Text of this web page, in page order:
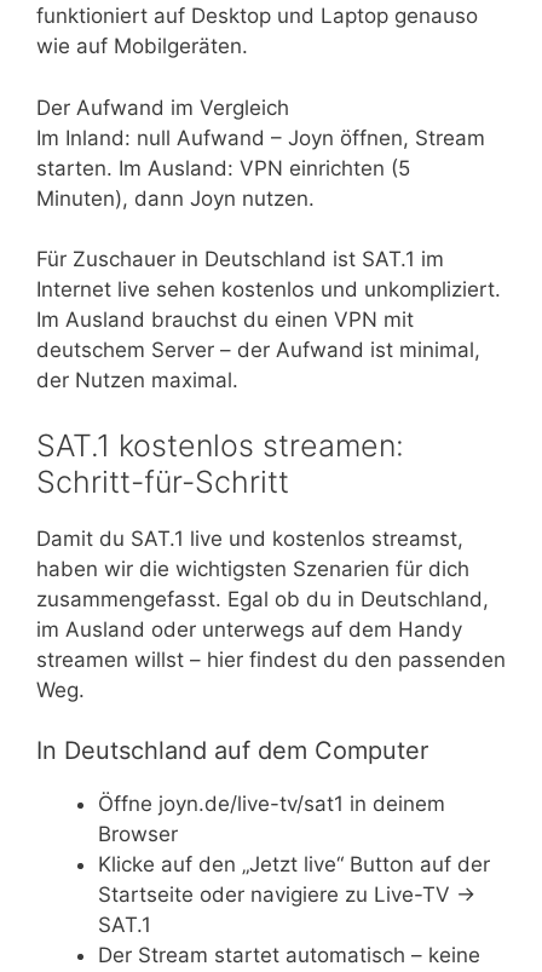
funktioniert auf Desktop und Laptop genauso
wie auf Mobilgeräten.
Der Aufwand im Vergleich
Im Inland: null Aufwand – Joyn öffnen, Stream
starten. Im Ausland: VPN einrichten (5
Minuten), dann Joyn nutzen.
Für Zuschauer in Deutschland ist SAT.1 im
Internet live sehen kostenlos und unkompliziert.
Im Ausland brauchst du einen VPN mit
deutschem Server – der Aufwand ist minimal,
der Nutzen maximal.
SAT.1 kostenlos streamen:
Schritt-für-Schritt
Damit du SAT.1 live und kostenlos streamst,
haben wir die wichtigsten Szenarien für dich
zusammengefasst. Egal ob du in Deutschland,
im Ausland oder unterwegs auf dem Handy
streamen willst – hier findest du den passenden
Weg.
In Deutschland auf dem Computer
Öffne joyn.de/live-tv/sat1 in deinem
Browser
Klicke auf den „Jetzt live“ Button auf der
Startseite oder navigiere zu Live-TV →
SAT.1
Der Stream startet automatisch – keine